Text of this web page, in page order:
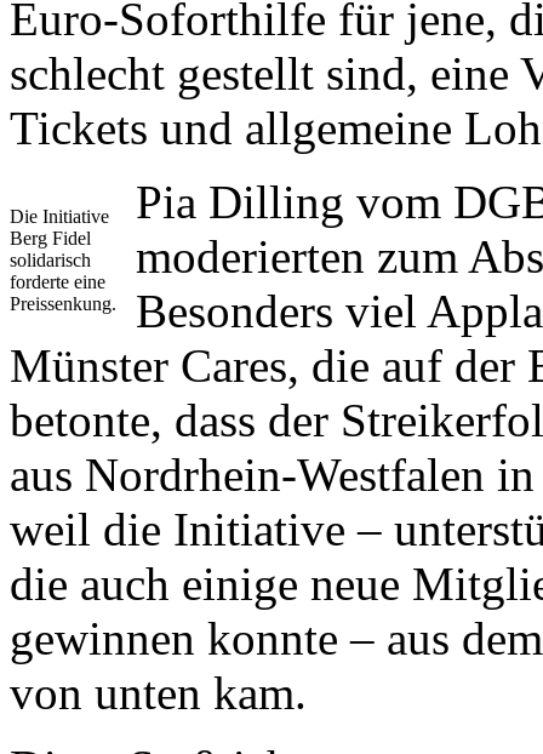
Euro-Soforthilfe für jene,
schlecht gestellt sind, eine
Tickets und allgemeine
Die Initiative
Berg Fidel
solidarisch
forderte eine
Preissenkung.
Pia Dilling vom
moderierten zum
Besonders viel
Münster Cares, die auf
betonte, dass der
aus Nordrhein-Westfalen
weil die Initiative –
die auch einige neue
gewinnen konnte – aus
von unten kam.